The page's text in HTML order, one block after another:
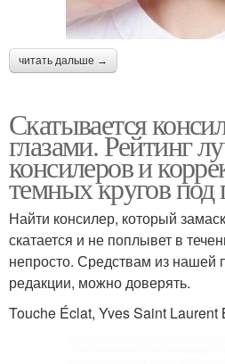
читать дальше →
Скатывается
глазами. Рейтинг
консилеров и
темных кругов под
Найти консилер, который
скатается и не поплывет в
непросто. Средствам из нашей
редакции, можно доверять.
Touche Éclat, Yves Saint Laurent